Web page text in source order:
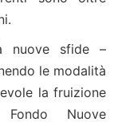
nuove sfide –
le modalità
la fruizione
Nuove